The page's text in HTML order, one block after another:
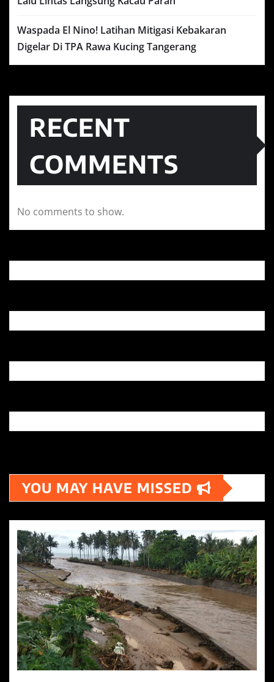
Waspada El Nino! Latihan Mitigasi Kebakaran
Digelar Di TPA Rawa Kucing Tangerang
RECENT
COMMENTS
No comments to show.
YOU MAY HAVE MISSED